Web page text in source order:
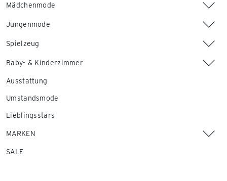
Mädchenmode
Jungenmode
Spielzeug
Baby- & Kinderzimmer
Ausstattung
Umstandsmode
Lieblingsstars
MARKEN
SALE